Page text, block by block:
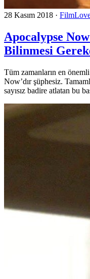
28 Kasım 2018 ·
Apocalypse
Bilinmesi
Tüm zamanların en
Now’dır şüphesiz.
sayısız badire atlatan bu